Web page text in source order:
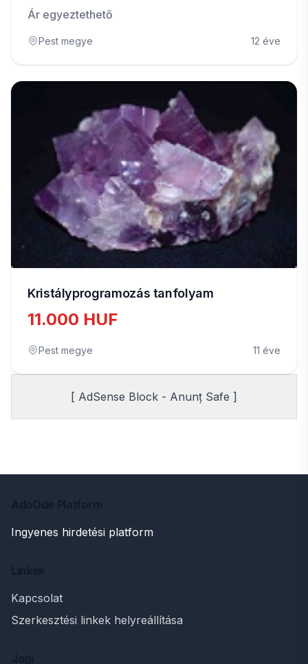
Ár egyeztethető
Pest megye 12 éve
Kristályprogramozás tanfolyam
11.000 HUF
Pest megye 11 éve
[ AdSense Block - Anunț Safe ]
Ingyenes hirdetési platform
Kapcsolat
Szerkesztési linkek helyreállítása